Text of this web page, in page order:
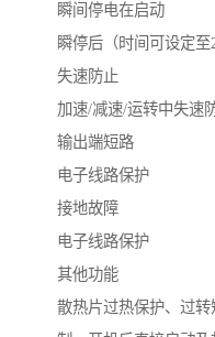
瞬间停电在启动
瞬停后（时间可设定
失速防止
加速/减速/运转中失速
输出端短路
电子线路保护
接地故障
电子线路保护
其他功能
散热片过热保护、过